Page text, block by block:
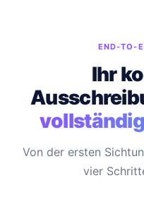
END-TO-
Ihr
Von der ersten
vier